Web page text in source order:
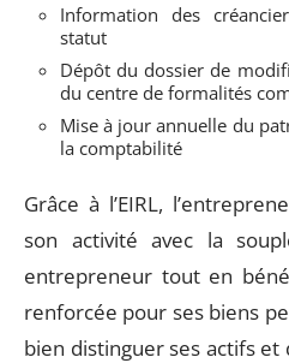
Information des
statut
Dépôt du dossier de
du centre de formalités
Mise à jour annuelle du
la comptabilité
Grâce à l’EIRL,
son activité avec la
entrepreneur tout en
renforcée pour ses biens
bien distinguer ses actifs et